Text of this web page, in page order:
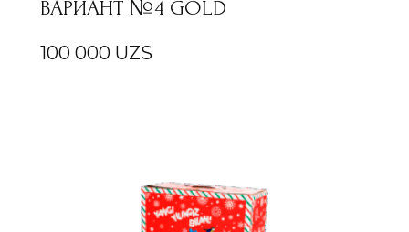
ВАРИАНТ №4 GOLD
100 000 UZS